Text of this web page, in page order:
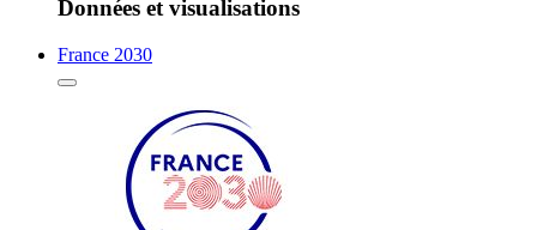
Données et visualisations
France 2030